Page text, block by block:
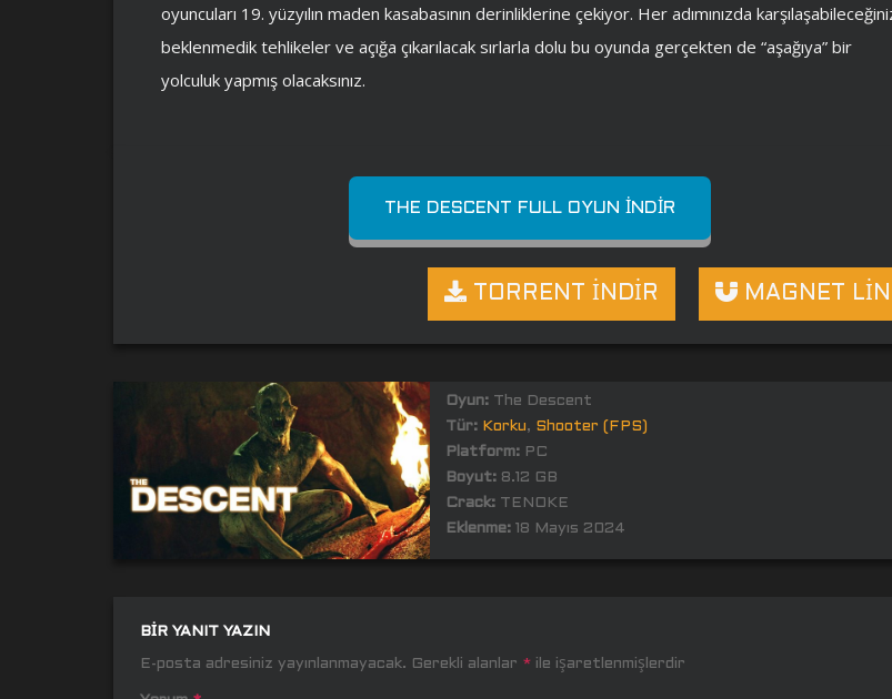
oyuncuları 19. yüzyılın maden kasabasının derinliklerine çekiyor. Her adımınızda
beklenmedik tehlikeler ve açığa çıkarılacak sırlarla dolu bu oyunda gerçekten de “aşağıya” bir
yolculuk yapmış olacaksınız.
THE DESCENT FULL OYUN İNDIR
MAGNET
TORRENT İNDİR
Oyun:The Descent
Tür: Korku, Shooter (FPS)
Platform:PC
Boyut:8.12 GB
Crack:TENOKE
Eklenme:18 Mayıs 2024
BIR YANIT YAZIN
E-posta adresiniz yayınlanmayacak. Gerekli alanlar * ile işaretlenmişlerdir